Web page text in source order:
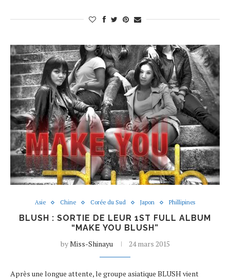
Asie Chine Corée du Sud Japon Phillipines
BLUSH : SORTIE DE LEUR 1ST FULL ALBUM
“MAKE YOU BLUSH”
byMiss-Shinayu 24 mars 2015
Après une longue attente, le groupe asiatique BLUSH vient